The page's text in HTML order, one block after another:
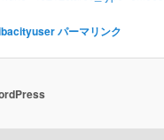
パーマリンク